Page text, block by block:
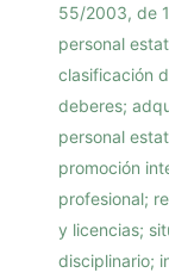
55/2003, de
personal
clasificación
deberes;
personal
promoción
profesional;
y licencias;
disciplinario;